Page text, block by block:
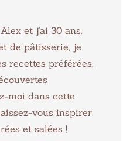
et j'ai 30 ans.
de pâtisserie, je
recettes préférées,
moi dans cette
vous inspirer
et salées !